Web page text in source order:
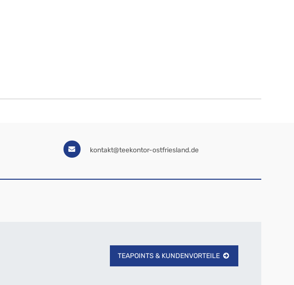
kontakt@teekontor-ostfriesland.de
TEAPOINTS & KUNDENVORTEILE